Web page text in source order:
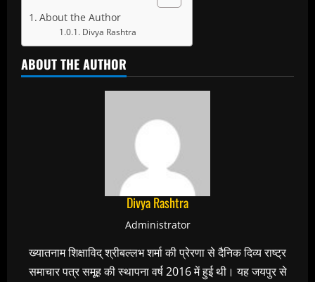
About the Author
Divya Rashtra
ABOUT THE AUTHOR
Divya Rashtra
Administrator
ख्यातनाम शिक्षाविद् श्रीबल्लभ शर्मा की प्रेरणा से दैनिक दिव्य राष्ट्र
समाचार पत्र समूह की स्थापना वर्ष 2016 में हुई थी। यह जयपुर से